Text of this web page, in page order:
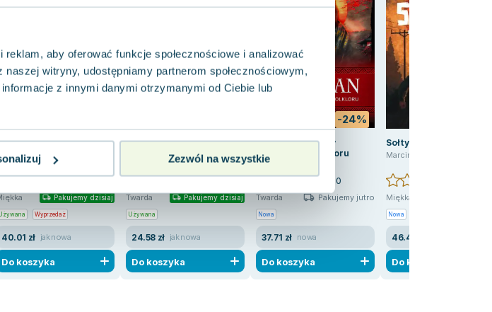
aby oferować funkcje społecznościowe i analizować
witryny, udostępniamy partnerom społecznościowym,
z innymi danymi otrzymanymi od Ciebie lub
Zezwól na wszystkie
opracowanie zbiorowe Katarzyna Berenika Miszczuk
bogi i demony
Linkner
0.0
Pakujemy dzisiaj
Wyprzedaż
40.01 zł jak nowa
Do koszyka
Nawia. Szamanki,
szeptuchy, demony
opracowanie zbiorowe, praca zbiorowa
0.0
Twarda Pakujemy dzisiaj
Używana
24.58 zł jak nowa
Do koszyka
-24%
Kwaidan. Demony
japońskiego folkloru
Lafcadio Hearn
0.0
Twarda Pakujemy jutro
Nowa
37.71 zł nowa
Do koszyka
Sołtys pierwsze
Marcin Halski
Miękka
Nowa
46.43 zł
Do koszyka